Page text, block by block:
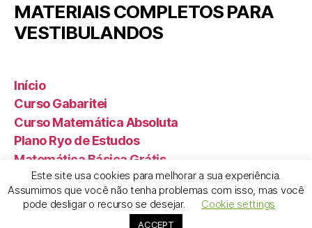
MATERIAIS COMPLETOS PARA
VESTIBULANDOS
Início
Curso Gabaritei
Curso Matemática Absoluta
Plano Ryo de Estudos
Matemática Básica Grátis
Aprenda Qualquer Coisa
Este site usa cookies para melhorar a sua experiência.
Assumimos que você não tenha problemas com isso, mas você
pode desligar o recurso se desejar.
Cookie settings
ACCEPT